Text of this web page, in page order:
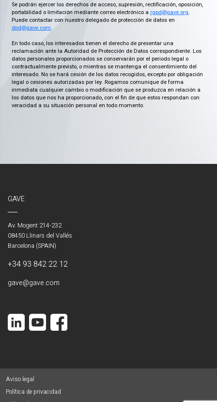
Se podrán ejercer los derechos de acceso, supresión, rectificación, oposición,
portabilidad o limitación mediante correo electrónico a rgpd@gave.org.
Puede contactar con nuestro delegado de protección de datos en
dpd@gave.com.
En todo caso, los interesados tienen el derecho de presentar una
reclamación ante la Autoridad de Protección de Datos correspondiente. Los
datos personales proporcionados se conservarán por el periodo legal o
contractualmente previsto, o mientras se mantenga el consentimiento del
interesado. No se hará cesión de los datos recogidos, excepto por obligación
legal o cesiones autorizadas por ley. Rogamos comunique de forma
inmediata cualquier cambio o modificación que se produzca en relación a
los datos que nos ha proporcionado, con el fin de que estos respondan con
veracidad a su situación personal en todo momento.
GAVE
Av. Mogent 214-232
08450 Llinars del Vallés
Barcelona (SPAIN)
+34 93 842 22 12
gave@gave.com
Aviso legal
Política de privacidad